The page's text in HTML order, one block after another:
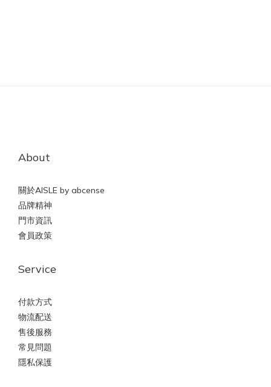
About
關於AISLE by abcense
品牌精神
門市資訊
會員政策
Service
付款方式
物流配送
售後服務
常見問題
隱私保護